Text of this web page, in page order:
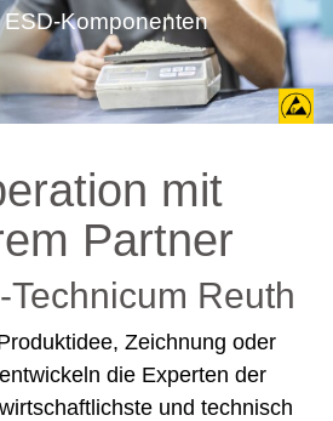
Komponenten
mit
Partner
Reuth
Zeichnung oder
die Experten der
und technisch